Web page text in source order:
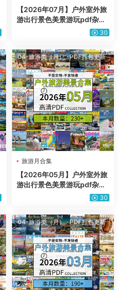
【2026年07月】户外室外旅
游出行景色美景游玩pdf杂志
2026年07月打包合集（200
30
04-旅游类（月）·PDF打包更新
旅游月合集
【2026年05月】户外室外旅
游出行景色美景游玩pdf杂志
2026年05月打包合集（230
30
04-旅游类（月）·PDF打包更新